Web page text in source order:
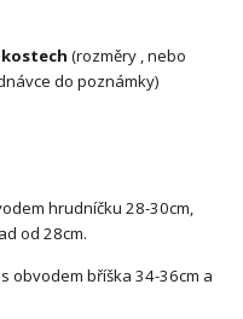
(rozměry , nebo
do poznámky)
hrudníčku 28-30cm,
od 28cm.
obvodem bříška 34-36cm a